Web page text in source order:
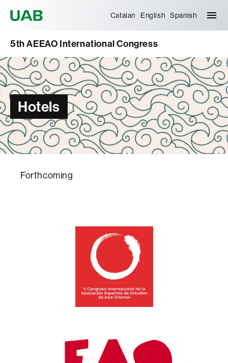
Catalan English Spanish
5th AEEAO International Congress
Hotels
Forthcoming